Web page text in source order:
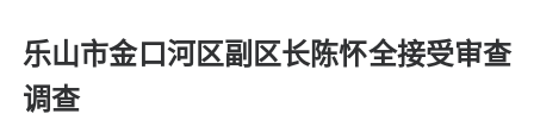
乐山市金口河区副区长陈怀全接受审查
调查